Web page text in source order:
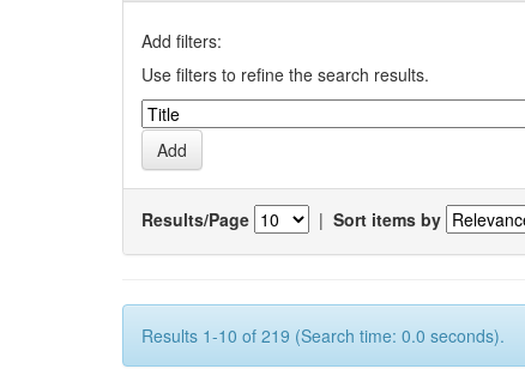
Add filters:
Use filters to refine the search results.
Results/Page | Sort items by
Results 1-10 of 219 (Search time: 0.0 seconds).